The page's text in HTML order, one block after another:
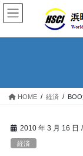
HOME 経済
2010 年 3 月 16 日
経済